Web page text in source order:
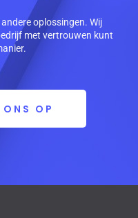
oplossingen. Wij
met vertrouwen kunt
OP